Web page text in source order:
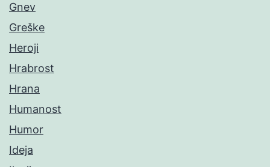
Gnev
Greške
Heroji
Hrabrost
Hrana
Humanost
Humor
Ideja